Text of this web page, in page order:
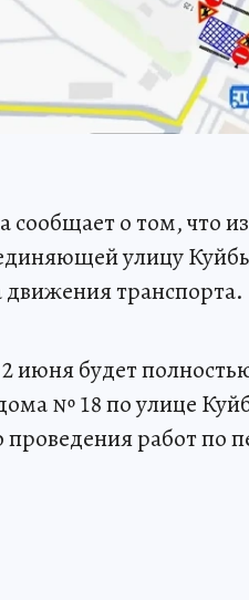
о том, что
улицу
транспорта.
2 июня будет
№ 18 по улице
работ по